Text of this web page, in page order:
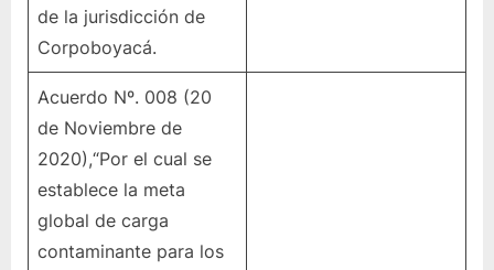
de la jurisdicción de
Corpoboyacá.
Acuerdo Nº. 008 (20
de Noviembre de
2020),“Por el cual se
establece la meta
global de carga
contaminante para los